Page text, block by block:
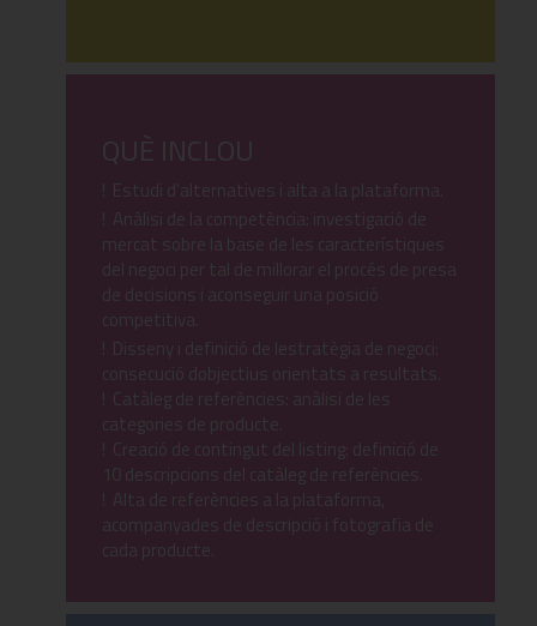
QUÈ INCLOU
! Estudi d'alternatives i alta a la plataforma.
! Anàlisi de la competència: investigació de
mercat sobre la base de les característiques
del negoci per tal de millorar el procés de presa
de decisions i aconseguir una posició
competitiva.
! Disseny i definició de lestratègia de negoci:
consecució dobjectius orientats a resultats.
! Catàleg de referències: anàlisi de les
categories de producte.
! Creació de contingut del listing: definició de
10 descripcions del catàleg de referències.
! Alta de referències a la plataforma,
acompanyades de descripció i fotografia de
cada producte.